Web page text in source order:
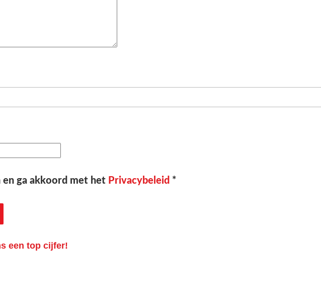
en ga akkoord met het Privacybeleid *
een top cijfer!